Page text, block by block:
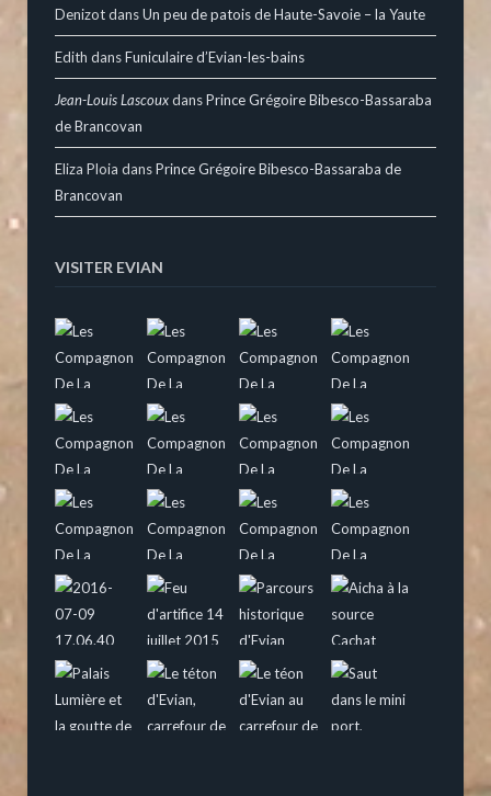
DenizotdansUn peu de patois de Haute-Savoie – la Yaute
Edith dansFuniculaire d’Evian-les-bains
Jean-Louis LascouxdansPrince Grégoire Bibesco-Bassaraba
de Brancovan
Eliza Ploia dansPrince Grégoire Bibesco-Bassaraba de
Brancovan
VISITER EVIAN